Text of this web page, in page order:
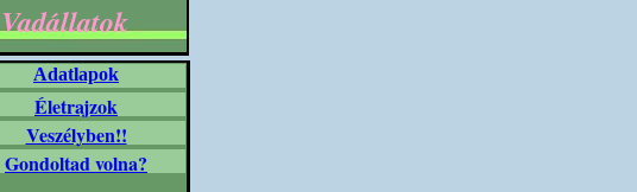
Vadállatok
Adatlapok
Életrajzok
Veszélyben!!
Gondoltad volna?